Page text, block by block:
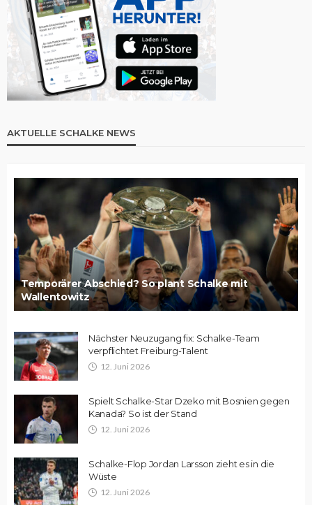
AKTUELLE SCHALKE NEWS
Temporärer Abschied? So plant Schalke mit
Wallentowitz
Nächster Neuzugang fix: Schalke-Team
verpflichtet Freiburg-Talent
12. Juni 2026
Spielt Schalke-Star Dzeko mit Bosnien gegen
Kanada? So ist der Stand
12. Juni 2026
Schalke-Flop Jordan Larsson zieht es in die
Wüste
12. Juni 2026